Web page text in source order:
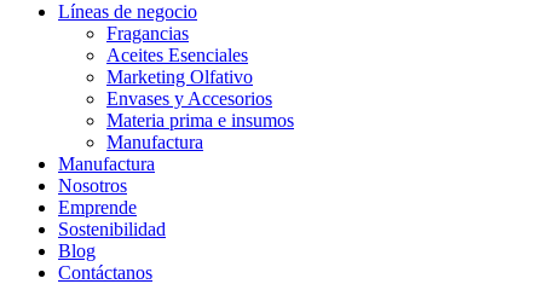
Líneas de negocio
Fragancias
Aceites Esenciales
Marketing Olfativo
Envases y Accesorios
Materia prima e insumos
Manufactura
Manufactura
Nosotros
Emprende
Sostenibilidad
Blog
Contáctanos